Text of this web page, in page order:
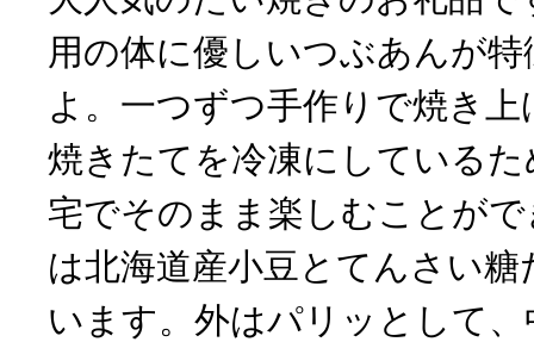
用の体に優しいつぶあんが
よ。一つずつ手作りで焼き
焼きたてを冷凍にしている
宅でそのまま楽しむことが
は北海道産小豆とてんさい
います。外はパリッとして